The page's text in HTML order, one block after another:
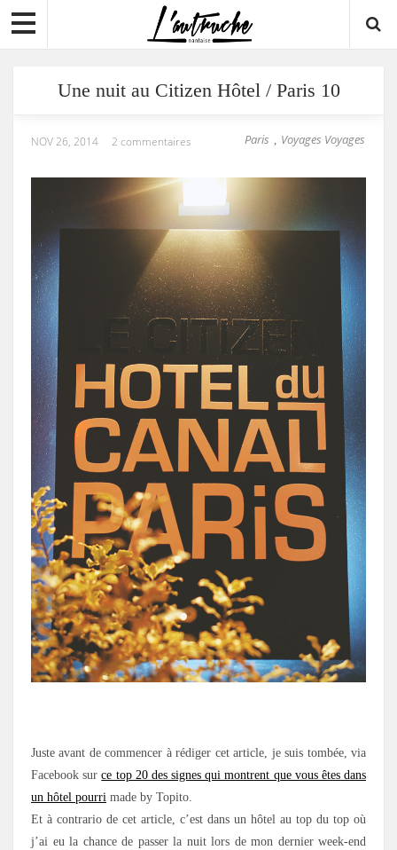
Une nuit au Citizen Hôtel / Paris 10
Paris , Voyages Voyages
NOV 26, 2014 2 commentaires
Juste avant de commencer à rédiger cet article, je suis tombée, via
Facebook surce top 20 des signes qui montrent que vous êtes dans
un hôtel pourri made by Topito.
Et à contrario de cet article, c’est dans un hôtel au top du top où
j’ai eu la chance de passer la nuit lors de mon dernier week-end